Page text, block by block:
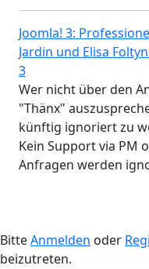
Joomla! 3:
Jardin und Elisa
3
Wer nicht über den
"Thänx"
künftig ignoriert zu
Kein Support via PM
Anfragen werden
BitteAnmelden oder
beizutreten.